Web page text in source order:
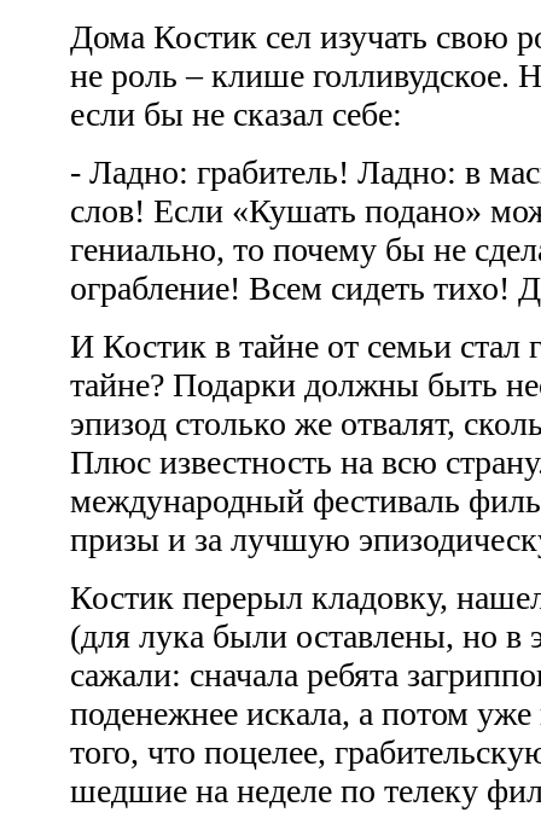
Дома Костик сел изучать свою
не роль – клише
если бы не сказал себе:
- Ладно: грабитель! Ладно: в
слов! Если «Кушать подано»
гениально, то почему бы не
ограбление! Всем сидеть тихо!
И Костик в тайне от семьи стал
тайне? Подарки должны быть
эпизод столько же отвалят,
Плюс известность на всю
международный фестиваль
призы и за лучшую
Костик перерыл кладовку,
(для лука были оставлены, но в
сажали: сначала ребята
поденежнее искала, а потом
того, что поцелее,
шедшие на неделе по телеку